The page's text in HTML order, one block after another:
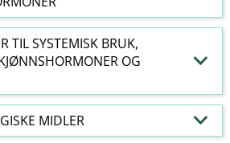
TIL SYSTEMISK BRUK,
OG
MIDLER